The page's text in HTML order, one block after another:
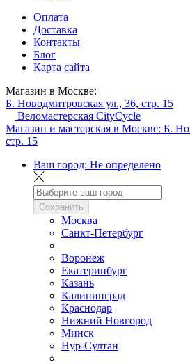
Оплата
Доставка
Контакты
Блог
Карта сайта
Магазин в Москве:
Б. Новодмитровская ул., 36, стр. 15
Веломастерская CityCycle
Магазин и мастерская в Москве: Б.
стр. 15
Ваш город: Не определено
Сохранить
Москва
Санкт-Петербург
Воронеж
Екатеринбург
Казань
Калининград
Краснодар
Нижний Новгород
Минск
Нур-Султан